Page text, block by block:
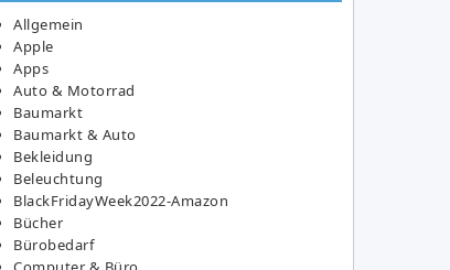
Allgemein
Apple
Apps
Auto & Motorrad
Baumarkt
Baumarkt & Auto
Bekleidung
Beleuchtung
BlackFridayWeek2022-Amazon
Bücher
Bürobedarf